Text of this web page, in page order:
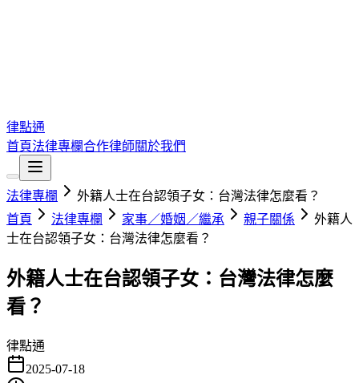
律點通
首頁法律專欄合作律師關於我們
法律專欄
外籍人士在台認領子女：台灣法律怎麼看？
首頁
法律專欄 家事／婚姻／繼承 親子關係
外籍人
士在台認領子女：台灣法律怎麼看？
外籍人士在台認領子女：台灣法律怎麼
看？
律點通
2025-07-18